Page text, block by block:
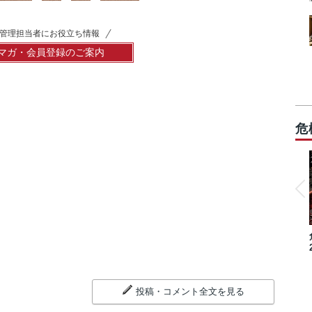
理担当者にお役立ち情報
ガ・会員登録のご案内
投稿・コメント全文を見る
危